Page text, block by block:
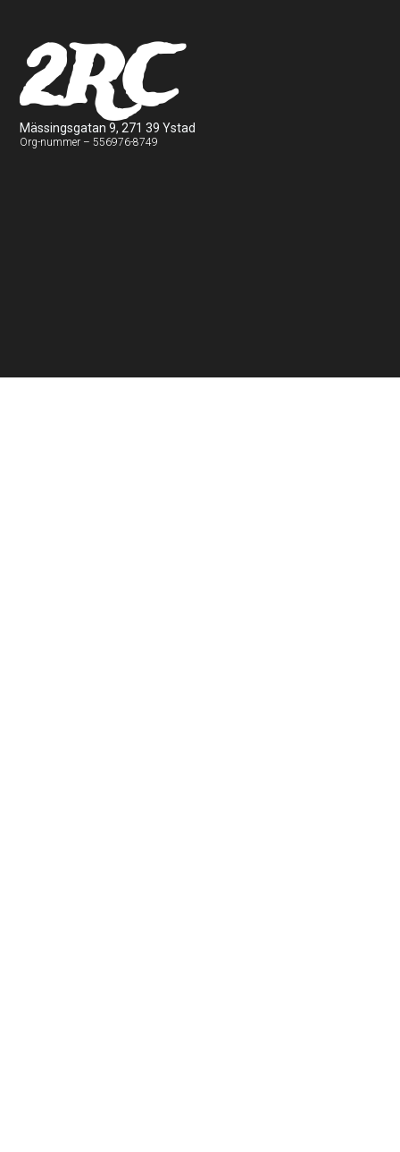
2RC
Mässingsgatan 9, 271 39 Ystad
Org-nummer – 556976-8749